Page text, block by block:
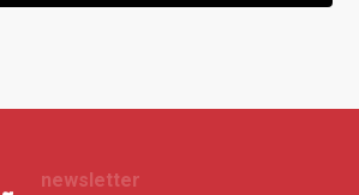
newsletter